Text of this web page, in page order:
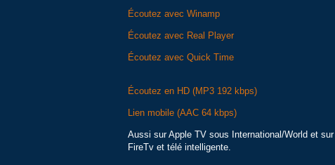
Écoutez avec Winamp
Écoutez avec Real Player
Écoutez avec Quick Time
Écoutez en HD (MP3 192 kbps)
Lien mobile (AAC 64 kbps)
Aussi sur Apple TV sous International/World et sur
FireTv et télé intelligente.